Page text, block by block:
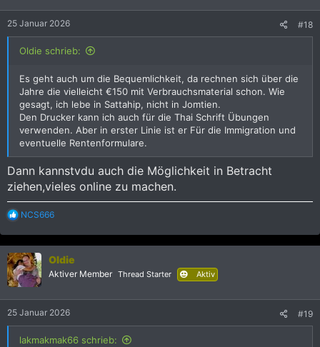
n
:
25 Januar 2026 #18
Oldie schrieb:
Es geht auch um die Bequemlichkeit, da rechnen sich über die
Jahre die vielleicht €150 mit Verbrauchsmaterial schon. Wie
gesagt, ich lebe in Sattahip, nicht in Jomtien.
Den Drucker kann ich auch für die Thai Schrift Übungen
verwenden. Aber in erster Linie ist er Für die Immigration und
eventuelle Rentenformulare.
Dann kannstvdu auch die Möglichkeit in Betracht
ziehen,vieles online zu machen.
R
a
k
t
i
o
n
:
NCS666
Oldie
Aktiver Member Thread Starter Aktiv
25 Januar 2026 #19
lakmakmak66 schrieb: